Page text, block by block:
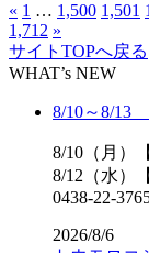
« 1 … 1,500 1,501
1,712 »
サイトTOPへ戻る
WHAT’s NEW
8/10～8/13
8/10（月）
8/12（水）
0438-22-
2026/8/6